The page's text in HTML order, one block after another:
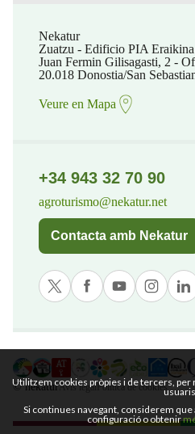
Nekatur
Zuatzu - Edificio PIA Eraikina
Juan Fermin Gilisagasti, 2 -
20.018 Donostia/San
Veure en Mapa
+34 943 32 70 90
agroturismo@nekatur.net
Contacta amb Nekatur
© nekaturAvís legal Política de cookies
Utilitzem cookies pròpies i de tercers, per
Si continues navegant, considerem que
configuració o obtenir